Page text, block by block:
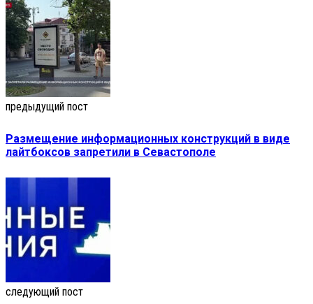
предыдущий пост
Размещение информационных конструкций в виде
лайтбоксов запретили в Севастополе
следующий пост